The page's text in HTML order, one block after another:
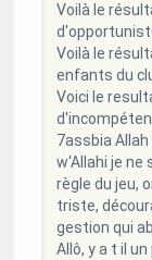
Voilà le
Voilà le
enfants du
Voici le
7assbia Allah
w'Allahi je ne
règle du jeu,
triste,
gestion qui
Allô, y a t il